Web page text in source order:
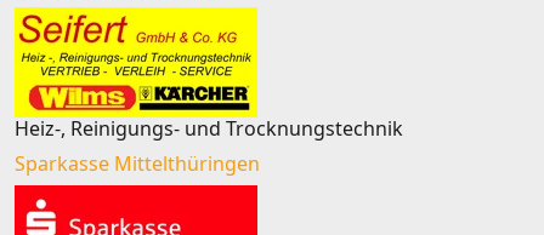
Heiz-, Reinigungs- und Trocknungstechnik
Sparkasse Mittelthüringen